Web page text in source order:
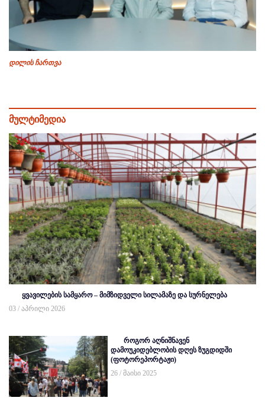
დილის ჩართვა
მულტიმედია
ყვავილების სამყარო – მიმზიდველი სილამაზე და სურნელება
03 / აპრილი 2026
როგორ აღნიშნავენ
დამოუკიდებლობის დღეს ზუგდიდში
(ფოტორეპორტაჟი)
26 / მაისი 2025